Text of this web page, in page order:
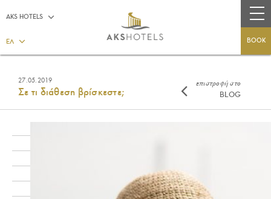
BOOK
AKS HOTELS
ΕΛ
27.05.2019
Σε τι διάθεση βρίσκεστε;
επιστροφή στο
BLOG